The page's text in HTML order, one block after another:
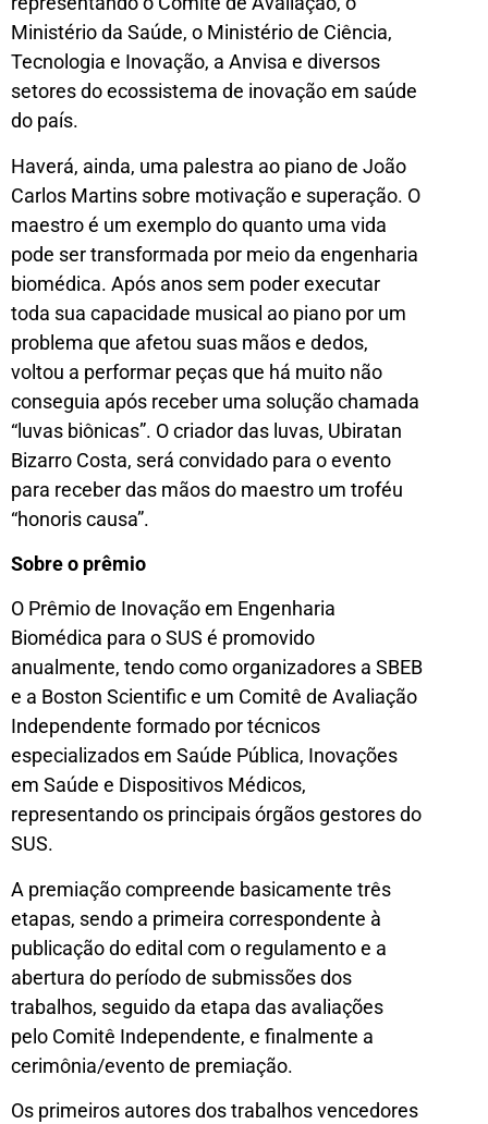
Ministério da Saúde, o Ministério de Ciência,
Tecnologia e Inovação, a Anvisa e diversos
setores do ecossistema de inovação em saúde
do país.
Haverá, ainda, uma palestra ao piano de João
Carlos Martins sobre motivação e superação. O
maestro é um exemplo do quanto uma vida
pode ser transformada por meio da engenharia
biomédica. Após anos sem poder executar
toda sua capacidade musical ao piano por um
problema que afetou suas mãos e dedos,
voltou a performar peças que há muito não
conseguia após receber uma solução chamada
“luvas biônicas”. O criador das luvas, Ubiratan
Bizarro Costa, será convidado para o evento
para receber das mãos do maestro um troféu
“honoris causa”.
Sobre o prêmio
O Prêmio de Inovação em Engenharia
Biomédica para o SUS é promovido
anualmente, tendo como organizadores a SBEB
e a Boston Scientific e um Comitê de Avaliação
Independente formado por técnicos
especializados em Saúde Pública, Inovações
em Saúde e Dispositivos Médicos,
representando os principais órgãos gestores do
SUS.
A premiação compreende basicamente três
etapas, sendo a primeira correspondente à
publicação do edital com o regulamento e a
abertura do período de submissões dos
trabalhos, seguido da etapa das avaliações
pelo Comitê Independente, e finalmente a
cerimônia/evento de premiação.
Os primeiros autores dos trabalhos vencedores